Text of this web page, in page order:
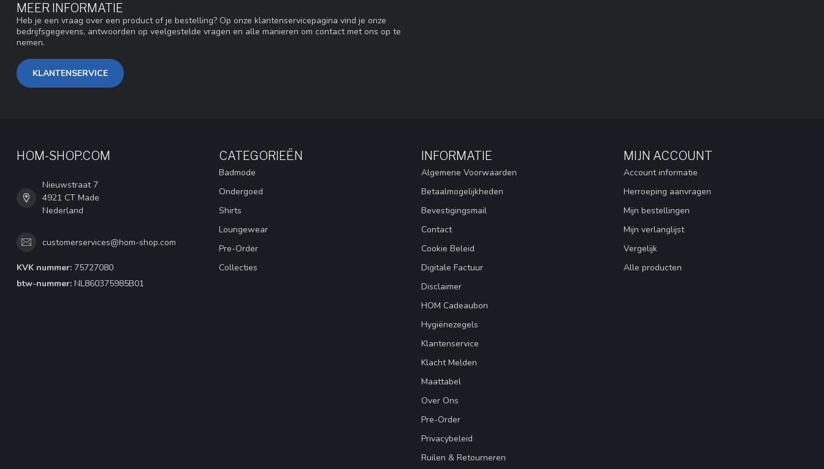
MEER INFORMATIE
Heb je een vraag over een product of je bestelling? Op onze klantenservicepagina vind je onze
bedrijfsgegevens, antwoorden op veelgestelde vragen en alle manieren om contact met ons op te
nemen.
KLANTENSERVICE
HOM-SHOP.COM
Nieuwstraat 7
4921 CT Made
Nederland
customerservices@hom-shop.com
KVK nummer: 75727080
btw-nummer: NL860375985B01
CATEGORIEËN
Badmode
Ondergoed
Shirts
Loungewear
Pre-Order
Collecties
INFORMATIE
Algemene Voorwaarden
Betaalmogelijkheden
Bevestigingsmail
Contact
Cookie Beleid
Digitale Factuur
Disclaimer
HOM Cadeaubon
Hygiënezegels
Klantenservice
Klacht Melden
Maattabel
Over Ons
Pre-Order
Privacybeleid
Ruilen & Retourneren
MIJN ACCOUNT
Account informatie
Herroeping aanvragen
Mijn bestellingen
Mijn verlanglijst
Vergelijk
Alle producten